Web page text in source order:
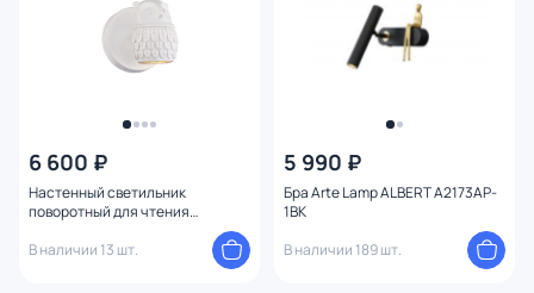
6 600 ₽
Настенный светильник
поворотный для чтения
В наличии 13 шт.
5 990 ₽
Бра Arte Lamp ALBERT A2173AP-
1BK
В наличии 189 шт.